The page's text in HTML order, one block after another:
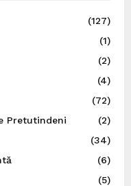
(127)
(1)
(2)
(4)
(72)
Pretutindeni
(2)
(34)
(6)
(5)